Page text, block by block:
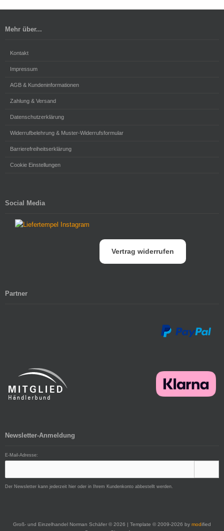
Mehr über...
Kontakt
Impressum
AGB & Kundeninformationen
Zahlung & Versand
Datenschutzerklärung
Widerrufbelehrung & Muster-Widerrufsformular
Barrierefreiheitserklärung
Cookie Einstellungen
Social Media
Vertrag widerrufen
Partner
Newsletter-Anmeldung
E-Mail-Adresse:
Der Newsletter kann jederzeit hier oder in Ihrem Kundenkonto abbestellt werden.
Groß- und Einzelhandel Norman Schäfer © 2026 | Template © 2009-2026 by modified